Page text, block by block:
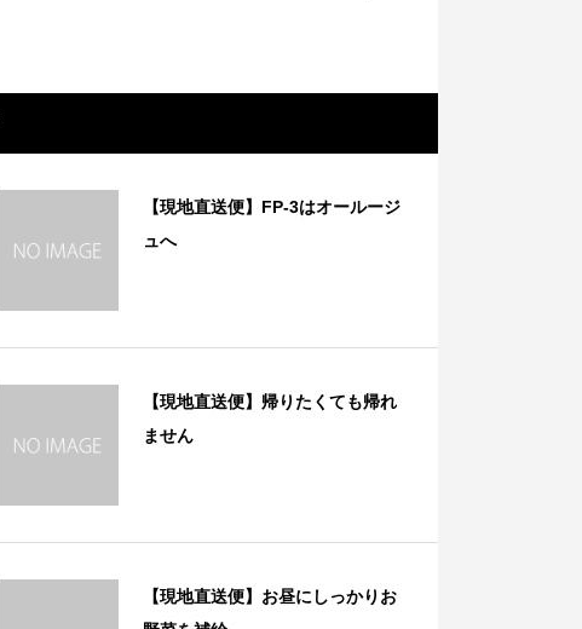
【現地直送便】FP-3はオールージ
ュへ
【現地直送便】帰りたくても帰れ
ません
【現地直送便】お昼にしっかりお